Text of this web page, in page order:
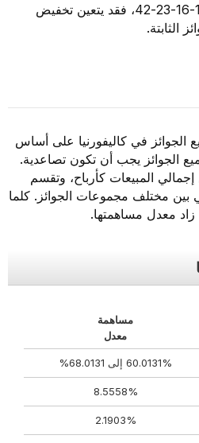
4-8-15-16-23-42، فقد يتعين تخفيض
الثابتة.
في كاليفورنيا على أساس
الجوائز يجب أن تكون تصاعدية.
حوالي 50% من إجمالي المبيعات كأرباح، وتقسم
بين مختلف مجموعات الجوائز. كلما
معدل مساهمتها.
مساهمة
معدل
60.0131% إلى 68.0131%
8.5558%
2.1903%